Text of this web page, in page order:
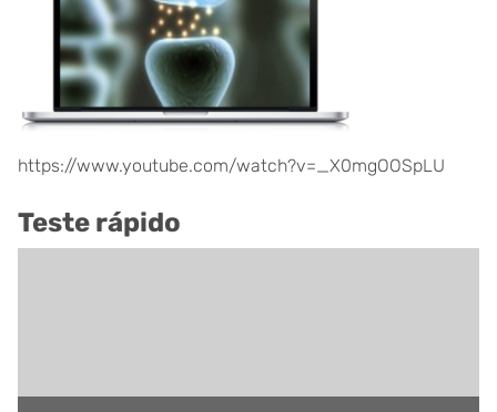
https://www.youtube.com/watch?v=_X0mgOOSpLU
Teste rápido